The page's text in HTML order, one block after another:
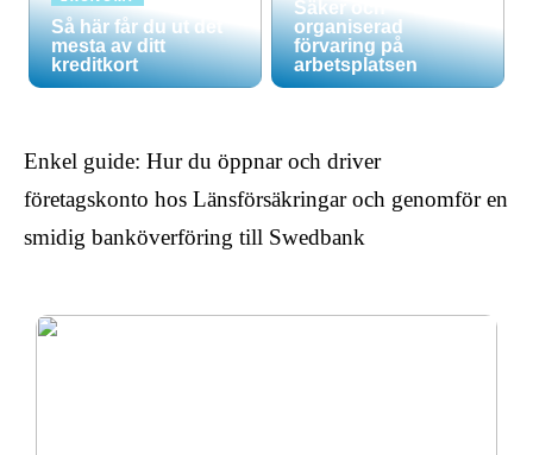
Så här får du ut det
mesta av ditt
kreditkort
Säker och
organiserad
förvaring på
arbetsplatsen
Enkel guide: Hur du öppnar och driver
företagskonto hos Länsförsäkringar och genomför en
smidig banköverföring till Swedbank